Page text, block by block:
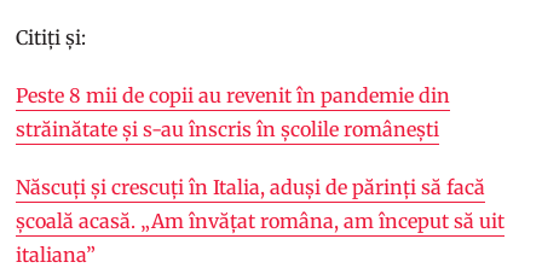
Citiți și:
Peste 8 mii de copii au revenit în pandemie din
străinătate și s-au înscris în școlile românești
Născuți și crescuți în Italia, aduși de părinți să facă
școală acasă. „Am învățat româna, am început să uit
italiana”